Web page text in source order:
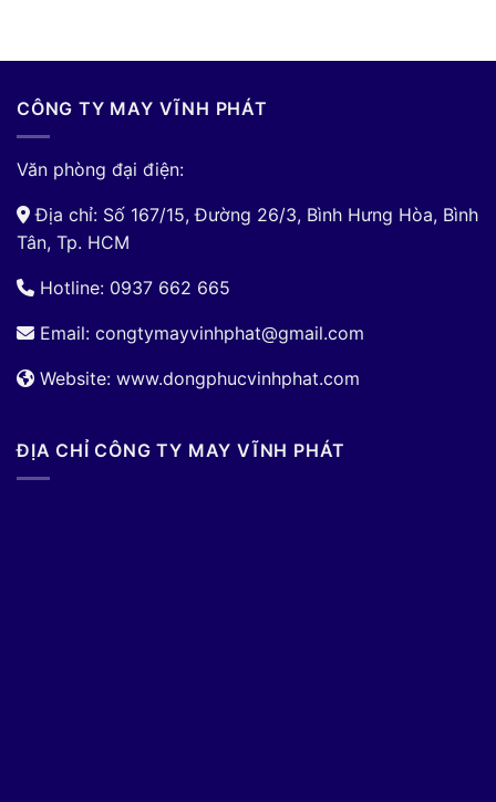
CÔNG TY MAY VĨNH PHÁT
Văn phòng đại điện:
Địa chỉ: Số 167/15, Đường 26/3, Bình Hưng Hòa, Bình
Tân, Tp. HCM
Hotline: 0937 662 665
Email: congtymayvinhphat@gmail.com
Website: www.dongphucvinhphat.com
ĐỊA CHỈ CÔNG TY MAY VĨNH PHÁT